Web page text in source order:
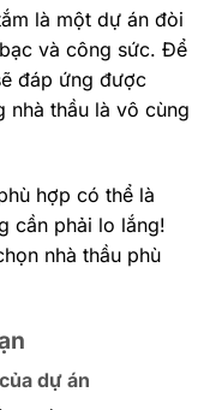
là một dự án đòi
và công sức. Để
đáp ứng được
nhà thầu là vô cùng
hợp có thể là
cần phải lo lắng!
nhà thầu phù
dự án